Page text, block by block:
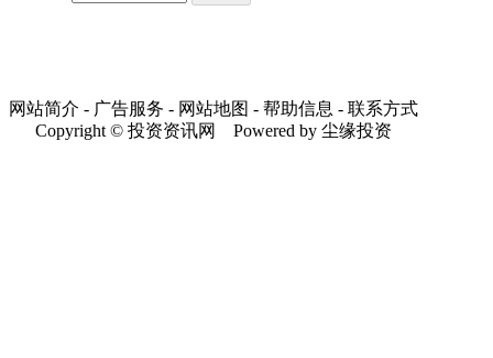
网站简介 - 广告服务 - 网站地图 - 帮助信息 - 联系方式
Copyright © 投资资讯网 Powered by 尘缘投资